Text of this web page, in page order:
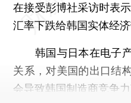
在接受彭博社采访时表
汇率下跌给韩国实体经
韩国与日本在电子产
关系，对美国的出口结
会导致韩国制造商竞争力